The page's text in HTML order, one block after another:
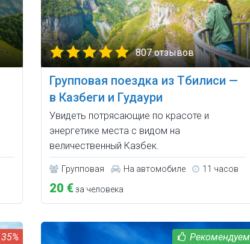
807 отзывов
Групповая поездка из Тбилиси —
в Казбеги и Гудаури
Увидеть потрясающие по красоте и
энергетике места с видом на
величественный Казбек.
Групповая На автомобиле 11 часов
20 €за человека
35%